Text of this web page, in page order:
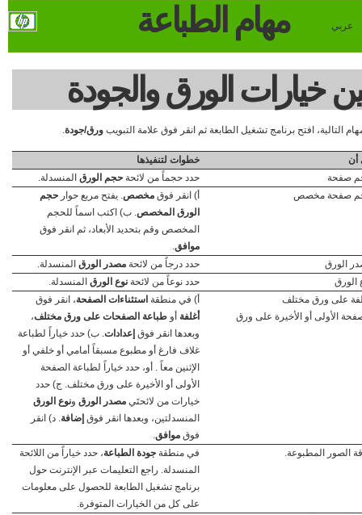
مهام الطباعة عربي
خيارات الورق والجودة
التالية، افتح برنامج تشغيل الطابعة ثم انقر فوق علامة التبويب ورق/جودة.
أن
خطوات لتنفيذها
صفحة
حدد حجماً من لائحة حجم الورق المنسدلة.
صفحة مخصص
أ) انقر فوق مخصص. يفتح مربع حوار حجم
الورق المخصص. ب) اكتب اسماً للحجم
المخصص وقم بتحديد الأبعاد، ثم انقر فوق
موافق.
الورق
حدد درجاً من لائحة مصدر الورق المنسدلة.
الورق
حدد نوعاً من لائحة نوع الورق المنسدلة.
على ورق مختلف
الأولى أو الأخيرة على ورق
أ) في منطقة استثناءات الصفحة، انقر فوق
أغلفة أو طباعة الصفحات على ورق مختلف،
وبعدها انقر فوق إعدادات. ب) حدد خياراً لطباعة
غلاف فارغ أو مطبوع مسبقاً أمامي أو خلفي أو
الإثنين معاً . أو، حدد خياراً لطباعة الصفحة
الأولى أو الأخيرة على ورق مختلف. ج) حدد
خيارات من لائحتَي مصدر الورق ونوع الورق
المنسدلتين، وبعدها انقر فوق إضافة. د) انقر
فوق موافق.
الصور المطبوعة.
في منطقة جودة الطباعة، حدد خياراً من اللائحة
المنسدلة. راجع التعليمات عبر الإنترنت حول
برنامج تشغيل الطابعة للحصول على معلومات
على كل من الخيارات المتوفرة.